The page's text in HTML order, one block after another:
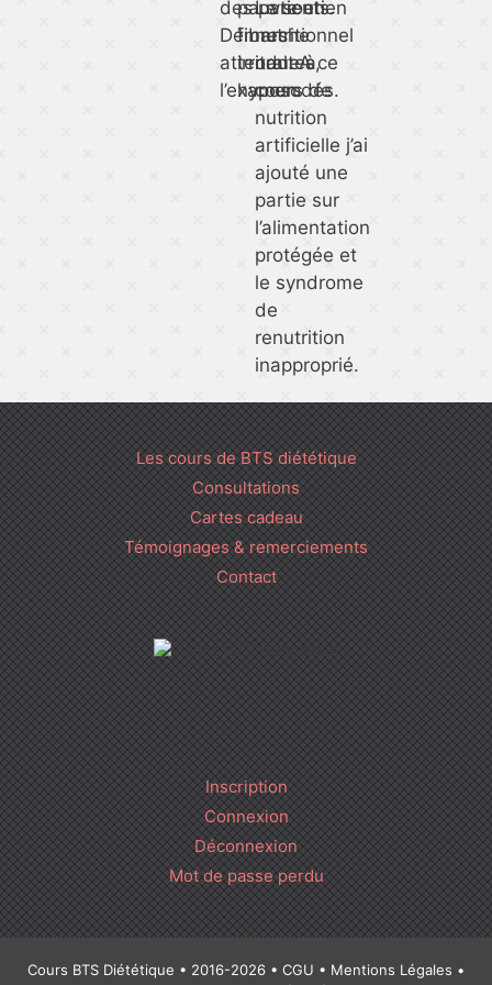
des patients.
Démarche
attendue à
l’examen.
pauvre en
fibres
irritantes,
hyposodés.
Le soutien
nutritionnel
oral. A ce
cours de
nutrition
artificielle j’ai
ajouté une
partie sur
l’alimentation
protégée et
le syndrome
de
renutrition
inapproprié.
Les cours de BTS diététique
Consultations
Cartes cadeau
Témoignages & remerciements
Contact
Inscription
Connexion
Déconnexion
Mot de passe perdu
Cours BTS Diététique • 2016-2026 • CGU • Mentions Légales •